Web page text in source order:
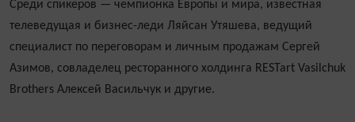
Среди спикеров — чемпионка Европы и мира, известная
телеведущая и бизнес-леди Ляйсан Утяшева, ведущий
специалист по переговорам и личным продажам Сергей
Азимов, совладелец ресторанного холдинга RESTart Vasilchuk
Brothers Алексей Васильчук и другие.